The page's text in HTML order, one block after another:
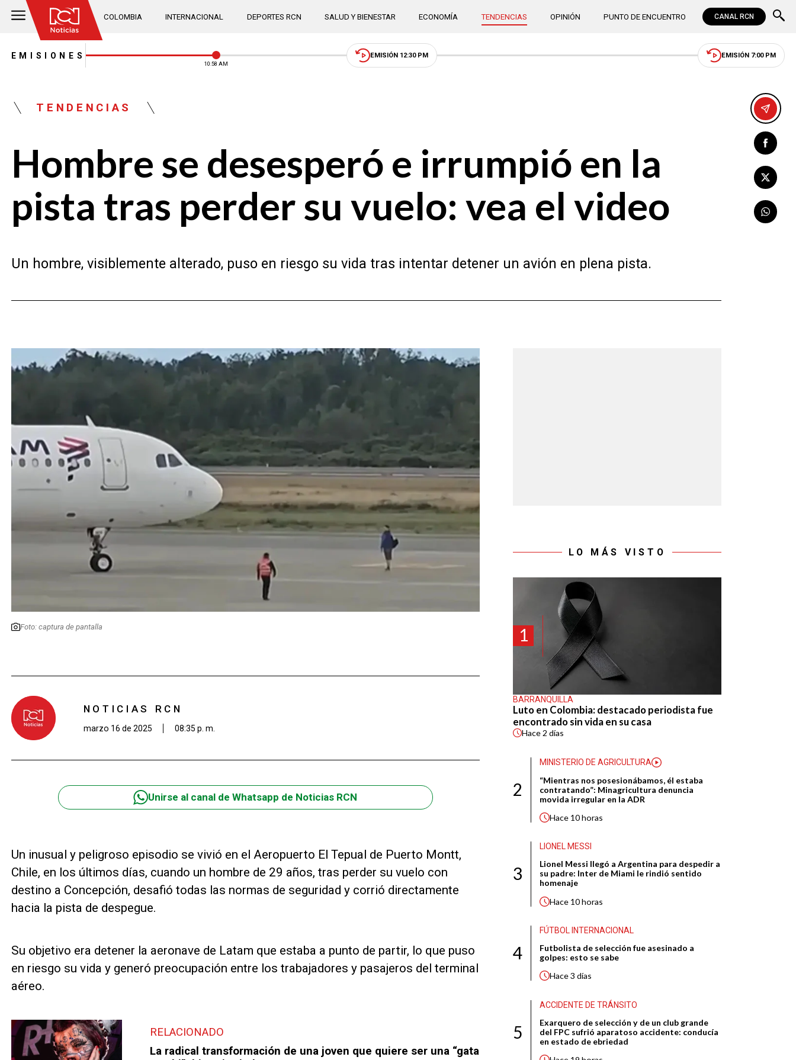
COLOMBIA INTERNACIONAL DEPORTES RCN SALUD Y BIENESTAR ECONOMÍA TENDENCIAS OPINIÓN PUNTO DE ENCUENTRO CANAL RCN
EMISIONES
10:58 AM
EMISIÓN 12:30 PM EMISIÓN 7:00 PM
TENDENCIAS
Hombre se desesperó e irrumpió en la
pista tras perder su vuelo: vea el video
Un hombre, visiblemente alterado, puso en riesgo su vida tras intentar detener un avión en plena pista.
Foto: captura de pantalla
NOTICIAS RCN
marzo 16 de 2025 08:35 p. m.
Unirse al canal de Whatsapp de Noticias RCN
Un inusual y peligroso episodio se vivió en el Aeropuerto El Tepual de Puerto Montt,
Chile, en los últimos días, cuando un hombre de 29 años, tras perder su vuelo con
destino a Concepción, desafió todas las normas de seguridad y corrió directamente
hacia la pista de despegue.
Su objetivo era detener la aeronave de Latam que estaba a punto de partir, lo que puso
en riesgo su vida y generó preocupación entre los trabajadores y pasajeros del terminal
aéreo.
RELACIONADO
La radical transformación de una joven que quiere ser una “gata
LO MÁS VISTO
1
BARRANQUILLA
Luto en Colombia: destacado periodista fue
encontrado sin vida en su casa
Hace2 días
2
MINISTERIO DE AGRICULTURA
“Mientras nos posesionábamos, él estaba
contratando”: Minagricultura denuncia
movida irregular en la ADR
Hace 10 horas
3
LIONEL MESSI
Lionel Messi llegó a Argentina para despedir a
su padre: Inter de Miami le rindió sentido
homenaje
Hace 10 horas
4
FÚTBOL INTERNACIONAL
Futbolista de selección fue asesinado a
golpes: esto se sabe
Hace3 días
5
ACCIDENTE DE TRÁNSITO
Exarquero de selección y de un club grande
del FPC sufrió aparatoso accidente: conducía
en estado de ebriedad